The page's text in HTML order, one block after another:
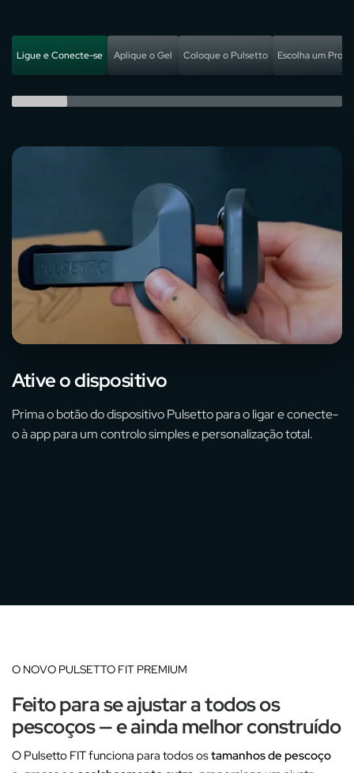
Ligue e Conecte-se Aplique o Gel Coloque o Pulsetto Escolha um
Ative o dispositivo
Prima o botão do dispositivo Pulsetto para o ligar e conecte-
o à app para um controlo simples e personalização total.
O NOVO PULSETTO FIT PREMIUM
Feito para se ajustar a todos os
pescoços — e ainda melhor construído
O Pulsetto FIT funciona para todos ostamanhos de pescoço